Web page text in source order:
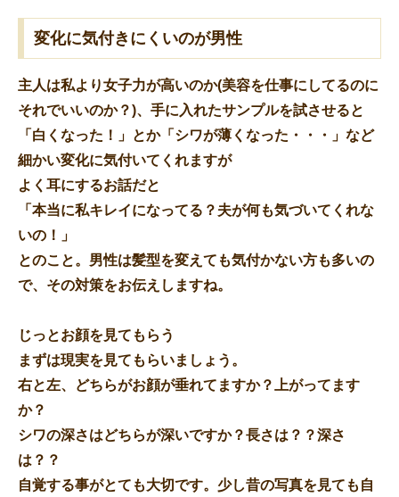
変化に気付きにくいのが男性
主人は私より女子力が高いのか(美容を仕事にしてるのに
それでいいのか？)、手に入れたサンプルを試させると
「白くなった！」とか「シワが薄くなった・・・」など
細かい変化に気付いてくれますが
よく耳にするお話だと
「本当に私キレイになってる？夫が何も気づいてくれな
いの！」
とのこと。男性は髪型を変えても気付かない方も多いの
で、その対策をお伝えしますね。
じっとお顔を見てもらう
まずは現実を見てもらいましょう。
右と左、どちらがお顔が垂れてますか？上がってます
か？
シワの深さはどちらが深いですか？長さは？？深さ
は？？
自覚する事がとても大切です。少し昔の写真を見ても自